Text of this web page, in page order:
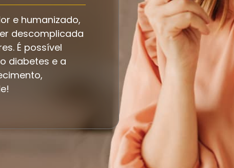
e humanizado,
descomplicada
É possível
diabetes e a